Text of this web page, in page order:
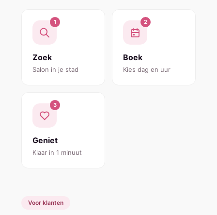
1
Zoek
Salon in je stad
2
Boek
Kies dag en uur
3
Geniet
Klaar in 1 minuut
Voor klanten